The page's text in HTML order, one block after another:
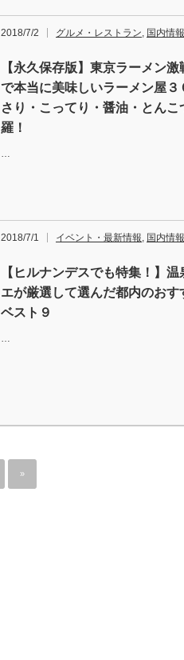
2018/7/2 グルメ・レストラン, 国内情報
【永久保存版】東京ラーメン激
で本当に美味しいラーメン屋３
さり・こってり・醤油・とんこ
羅！
…
2018/7/1 イベント・最新情報, 国内情報
【ヒルナンデスでも特集！】温
エが厳選して選んだ都内のおす
ベスト９
…
»